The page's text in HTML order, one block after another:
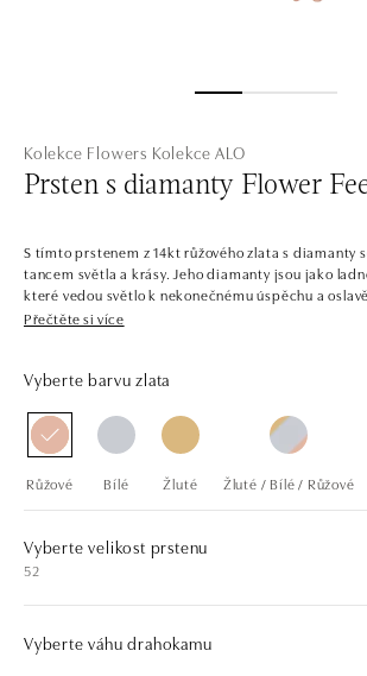
Kolekce Flowers Kolekce ALO
Prsten s diamanty Flower
S tímto prstenem z 14kt růžového zlata s diamanty
tancem světla a krásy. Jeho diamanty jsou jako
které vedou světlo k nekonečnému úspěchu a
součástí kolekce Flowers.
Flowers, která si hraje s elegancí květů a lístků.
okouzlujících tradičních i exotických květin.
a náhrdelníky ALO diamonds v této kolekci zdobí
Společnost ALO diamonds vyrábí v Čechách
opatřen certifikátem pravosti a dodán v luxusním
zásnubní prsten nebo diamantový náramek či
Přečtěte si více
Vyberte barvu zlata
Růžové Bílé Žluté Žluté / Bílé / Růžové
Vyberte velikost prstenu
52
Vyberte váhu drahokamu